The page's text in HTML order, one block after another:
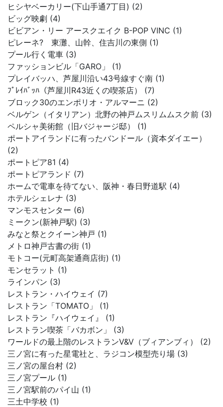
ヒシヤベーカリー(下山手通7丁目) (2)
ビッグ映劇 (4)
ビビアン・リー アースクエイク B-POP VINC (1)
ピレーネ? 東灘、山幹、住吉川の東側 (1)
プール行く電車 (3)
ファッションビル「GARO」 (1)
プレイバッハ、芦屋川沿い43号線すぐ南 (1)
ﾌﾟﾚｲﾊﾞｯﾊ（芦屋川R43近くの喫茶店） (7)
ブロック30のエンポリオ・アルマーニ (2)
ベルゲン（イタリアン）北野の神戸ムスリムムスク前 (3)
ペルシャ美術館（旧バジャージ邸） (1)
ポートアイランドに有ったバンドール（資本ダイエー）
(2)
ポートピア81 (4)
ポートピアランド (7)
ホームで電車を待てない、阪神・春日野道駅 (4)
ホテルシェレナ (3)
マンモスセンター (6)
ミークン(新神戸駅) (3)
みなと祭とクイーン神戸 (1)
メトロ神戸古書の街 (1)
モトコー(元町高架通商店街) (1)
モンセラット (1)
ラインパン (3)
レストラン・ハイウェイ (7)
レストラン「TOMATO」 (1)
レストラン『ハイウェイ』 (1)
レストラン喫茶「バカボン」 (3)
ワールドの最上階のレストランV&V（ブィアンブィ） (2)
三ノ宮に有った星電社と、ラジコン模型売り場 (3)
三ノ宮の屋台村 (2)
三ノ宮プール (1)
三ノ宮駅前のパイ山 (1)
三土中学校 (1)